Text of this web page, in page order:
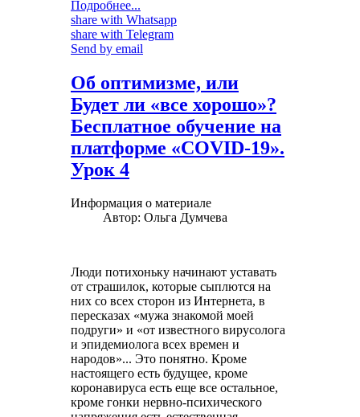
Подробнее...
share with Whatsapp
share with Telegram
Send by email
Об оптимизме, или
Будет ли «все хорошо»?
Бесплатное обучение на
платформе «COVID-19».
Урок 4
Информация о материале
Автор: Ольга Думчева
Люди потихоньку начинают уставать
от страшилок, которые сыплются на
них со всех сторон из Интернета, в
пересказах «мужа знакомой моей
подруги» и «от известного вирусолога
и эпидемиолога всех времен и
народов»... Это понятно. Кроме
настоящего есть будущее, кроме
коронавируса есть еще все остальное,
кроме гонки нервно-психического